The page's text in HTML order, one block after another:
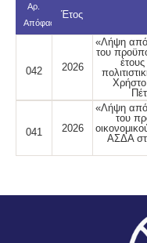
Αρ.
Απόφασης
Έτος
042 2026
«Λήψη
του
041 2026
«Λήψη
του
ΑΣΔΑ